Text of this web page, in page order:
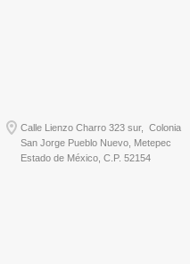
Calle Lienzo Charro 323 sur, Colonia
San Jorge Pueblo Nuevo, Metepec
Estado de México, C.P. 52154